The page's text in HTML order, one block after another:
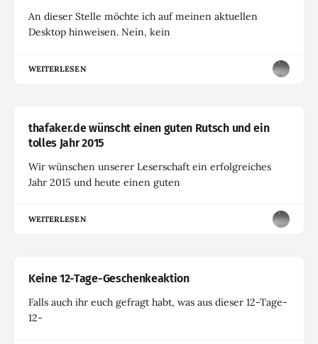
An dieser Stelle möchte ich auf meinen aktuellen
Desktop hinweisen. Nein, kein
WEITERLESEN
thafaker.de wünscht einen guten Rutsch und ein
tolles Jahr 2015
Wir wünschen unserer Leserschaft ein erfolgreiches
Jahr 2015 und heute einen guten
WEITERLESEN
Keine 12-Tage-Geschenkeaktion
Falls auch ihr euch gefragt habt, was aus dieser 12-Tage-
12-